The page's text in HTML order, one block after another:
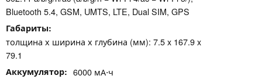
Bluetooth 5.4, GSM, UMTS, LTE, Dual SIM, GPS
Габариты
толщина х ширина х глубина (мм): 7.5 x 167.9 x
79.1
Аккумулятор 6000 мА⋅ч